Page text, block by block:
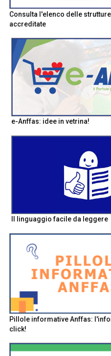
Consulta l'elenco delle
accreditate
e-Anffas: idee in vetrina!
Il linguaggio facile da leggere
Pillole informative Anffas:
click!